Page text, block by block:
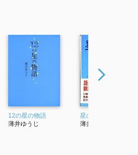
12の星の物語
薄井ゆうじ
星の感触 (講談社文庫)
薄井ゆうじ